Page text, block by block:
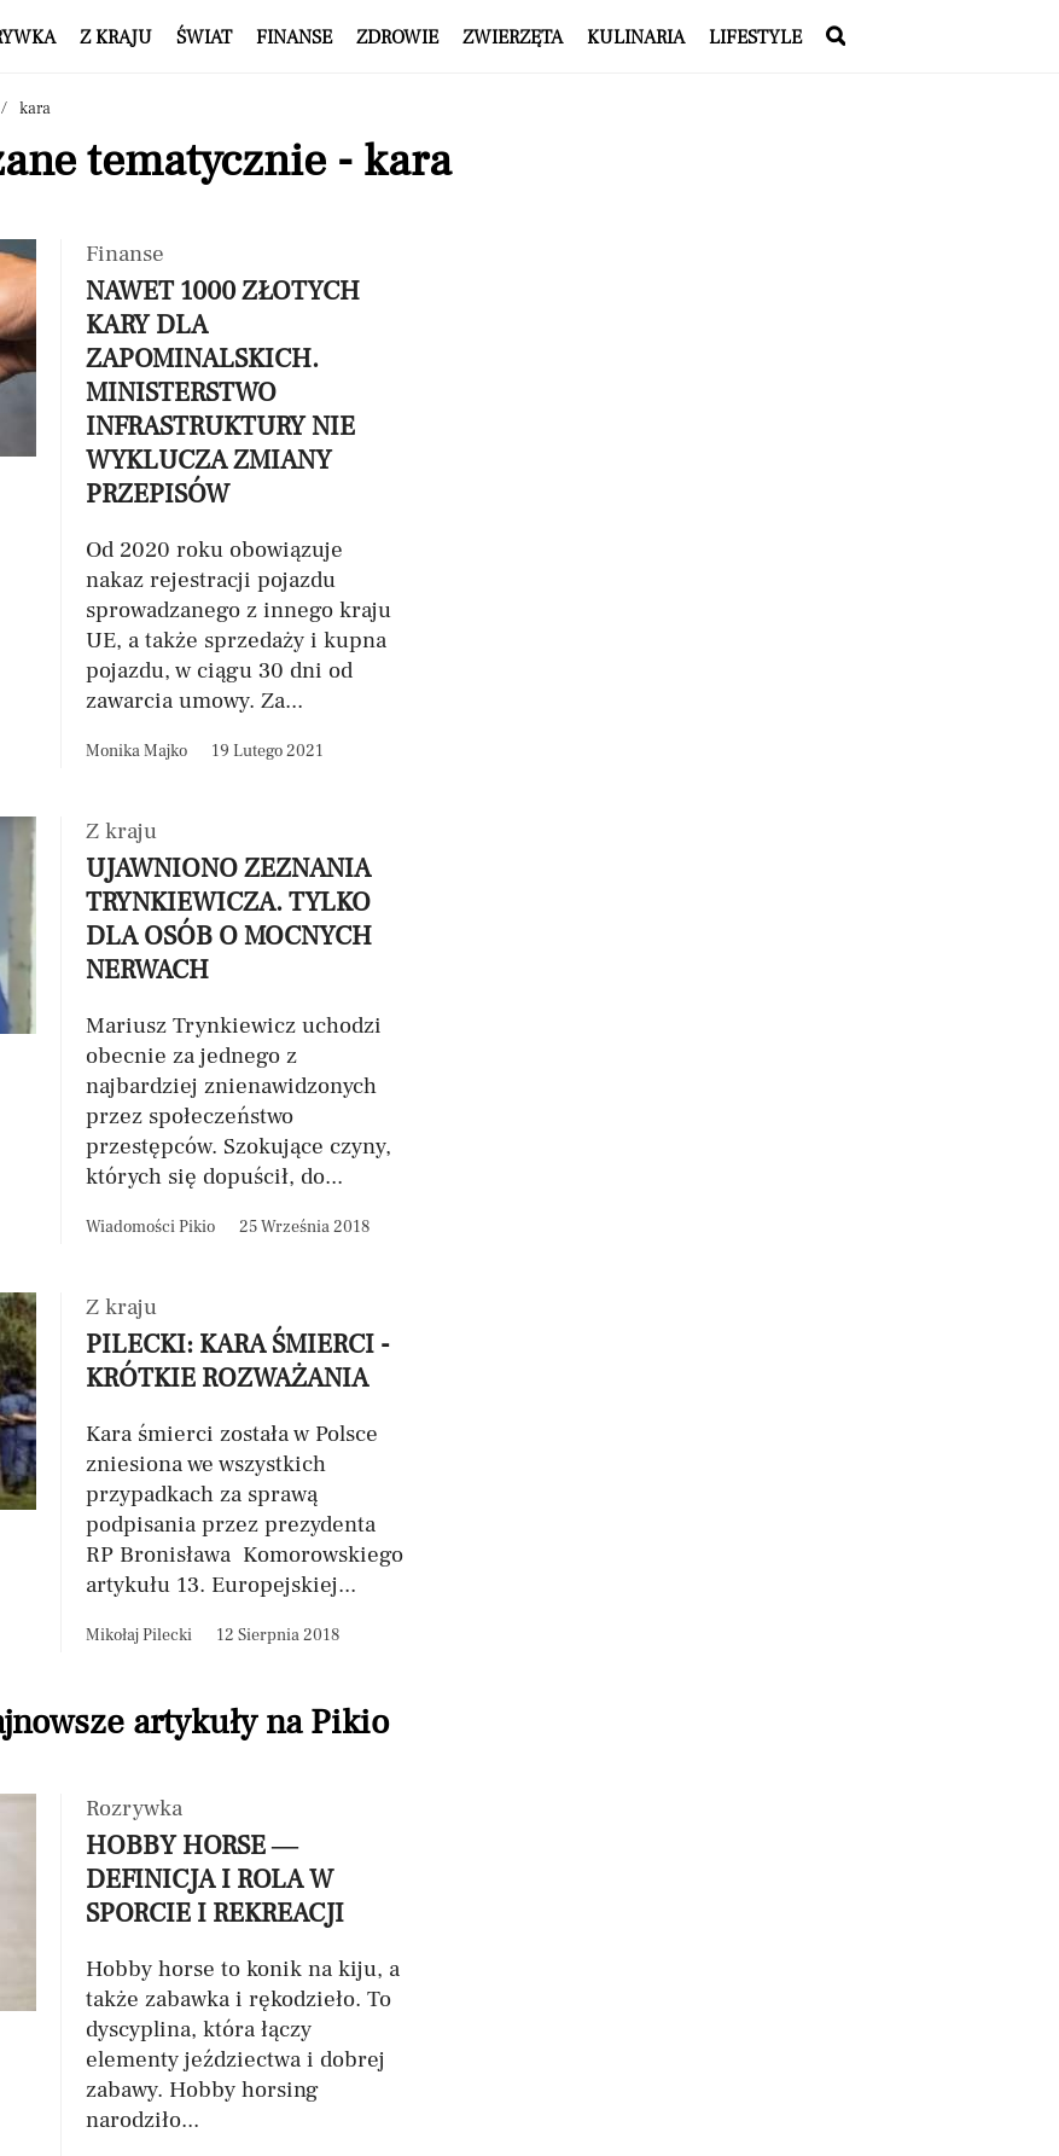
Z KRAJU ŚWIAT FINANSE ZDROWIE ZWIERZĘTA KULINARIA LIFESTYLE
kara
tematycznie - kara
Finanse
NAWET 1000 ZŁOTYCH
KARY DLA
ZAPOMINALSKICH.
MINISTERSTWO
INFRASTRUKTURY NIE
WYKLUCZA ZMIANY
PRZEPISÓW
Od 2020 roku obowiązuje
nakaz rejestracji pojazdu
sprowadzanego z innego kraju
UE, a także sprzedaży i kupna
pojazdu, w ciągu 30 dni od
zawarcia umowy. Za...
Monika Majko 19 Lutego 2021
Z kraju
UJAWNIONO ZEZNANIA
TRYNKIEWICZA. TYLKO
DLA OSÓB O MOCNYCH
NERWACH
Mariusz Trynkiewicz uchodzi
obecnie za jednego z
najbardziej znienawidzonych
przez społeczeństwo
przestępców. Szokujące czyny,
których się dopuścił, do...
Wiadomości Pikio 25 Września 2018
Z kraju
PILECKI: KARA ŚMIERCI -
KRÓTKIE ROZWAŻANIA
Kara śmierci została w Polsce
zniesiona we wszystkich
przypadkach za sprawą
podpisania przez prezydenta
RP Bronisława Komorowskiego
artykułu 13. Europejskiej...
Mikołaj Pilecki 12 Sierpnia 2018
artykuły na Pikio
Rozrywka
HOBBY HORSE —
DEFINICJA I ROLA W
SPORCIE I REKREACJI
Hobby horse to konik na kiju, a
także zabawka i rękodzieło. To
dyscyplina, która łączy
elementy jeździectwa i dobrej
zabawy. Hobby horsing
narodziło...